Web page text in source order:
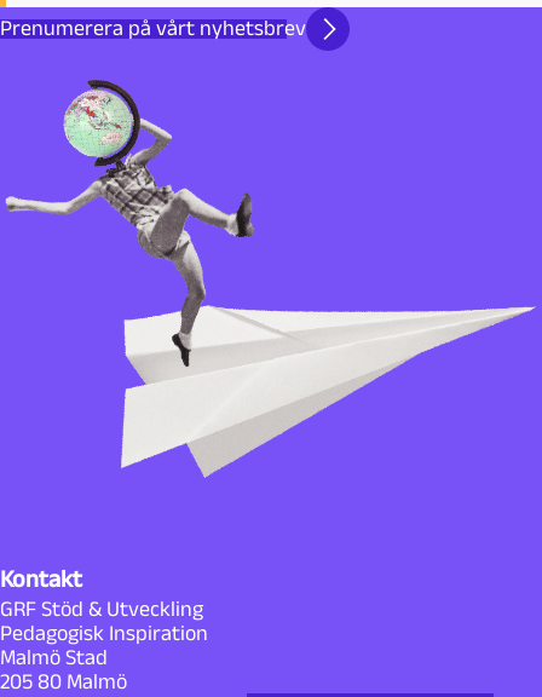
Prenumerera på vårt nyhetsbrev
Kontakt
GRF Stöd & Utveckling
Pedagogisk Inspiration
Malmö Stad
205 80 Malmö